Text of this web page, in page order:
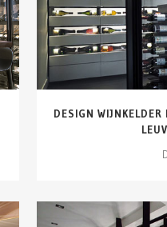
DESIGN